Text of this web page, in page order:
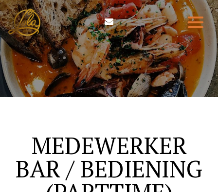
HOME
ETEN & DRINKEN
WIE ZIJN WIJ
CONTACT
MEDEWERKER
BAR / BEDIENING